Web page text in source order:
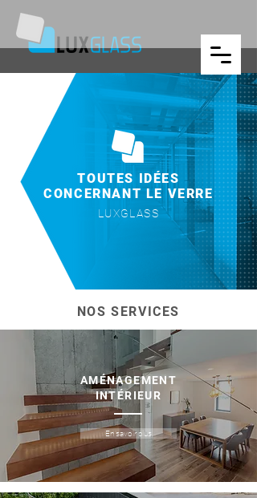
TOUTES IDÉES
CONCERNANT LE VERRE
LUXGLASS
NOS SERVICES
AMÉNAGEMENT
INTÉRIEUR
En savoir plus